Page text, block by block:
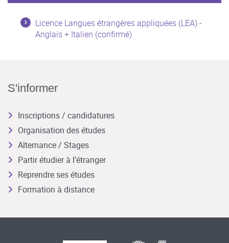
Licence Langues étrangères appliquées (LEA) -
Anglais + Italien (confirmé)
S'informer
Inscriptions / candidatures
Organisation des études
Alternance / Stages
Partir étudier à l’étranger
Reprendre ses études
Formation à distance